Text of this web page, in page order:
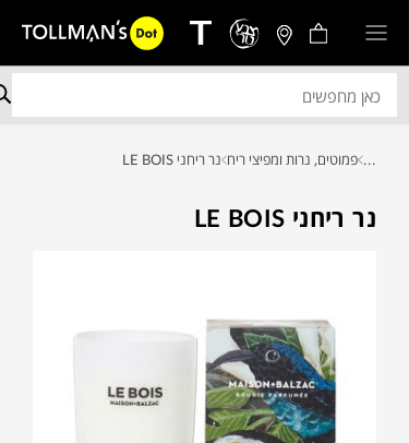
... פמוטים, נרות ומפיצי ריח נר ריחני LE BOIS
נר ריחני LE BOIS